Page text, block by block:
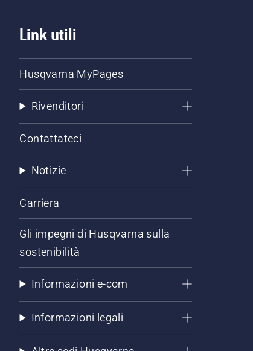
Link utili
Husqvarna MyPages
Rivenditori
Contattateci
Notizie
Carriera
Gli impegni di Husqvarna sulla
sostenibilità
Informazioni e-com
Informazioni legali